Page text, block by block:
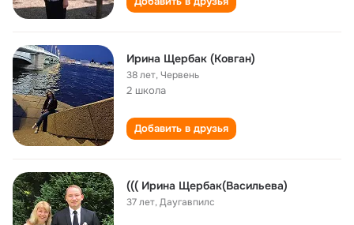
Ирина Щербак (Ковган)
38 лет,Червень
2 школа
Добавить в друзья
((( Ирина Щербак(Васильева)
37 лет,Даугавпилс